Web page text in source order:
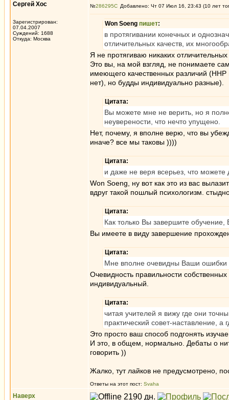
Сергей Хос
Зарегистрирован:
07.04.2007
Суждений: 1688
Откуда: Москва
№286295 Добавлено: Чт 07 Июл 16, 23:43 (10 лет
Won Soeng пишет:
в протягивании конечных и
отличительных качеств, их
Я не протягиваю никаких отличительных
Это вы, на мой взгляд, не понимаете
имеющего качественных различий (ННР
нет), но будды индивидуально разные).
Цитата:
Вы можете мне не верить, но я
неуверености, что нечто упущено.
Нет, почему, я вполне верю, что вы
иначе? все мы таковы ))))
Цитата:
и даже не веря всерьез, что можете
Won Soeng, ну вот как это из вас
вдруг такой пошлый психологизм.
Цитата:
Как только Вы завершите обучение,
Вы имеете в виду завершение
Цитата:
Мне вполне очевидны Ваши ошибки
Очевидность правильности
индивидуальный.
Цитата:
читая учителей я вижу где они
практический совет-наставление,
Это просто ваш способ подгонять
И это, в общем, нормально. Дебаты о
говорить ))
Жалко, тут лайков не предусмотрено,
Ответы на этот пост: Svaha
Наверх